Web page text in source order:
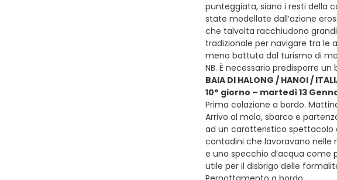
punteggiata, siano i resti della
state modellate dall’azione
che talvolta racchiudono
tradizionale per navigare tra le
meno battuta dal turismo di
NB. È necessario predisporre
BAIA DI HALONG / HANOI /
10° giorno – martedì 13
Prima colazione a bordo.
Arrivo al molo, sbarco e
ad un caratteristico spettacolo
contadini che lavoravano nelle
e uno specchio d’acqua come
utile per il disbrigo delle